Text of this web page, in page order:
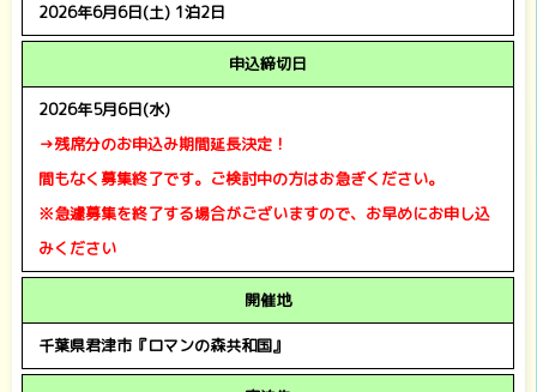
2026年6月6日(土) 1泊2日
申込締切日
2026年5月6日(水)
→残席分のお申込み期間延長決定！
間もなく募集終了です。ご検討中の方はお急ぎください。
※急遽募集を終了する場合がございますので、お早めにお申し込
みください
開催地
千葉県君津市『ロマンの森共和国』